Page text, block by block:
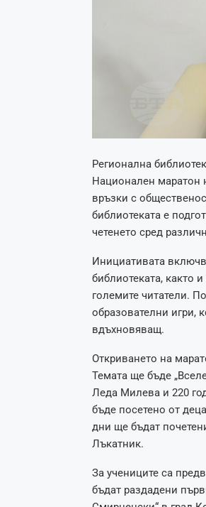
Регионална
Национален маратон
връзки с
библиотеката е
четенето сред
Инициативата
библиотеката, както
големите читатели.
образователни игри,
вдъхновяващ.
Откриването на
Темата ще бъде
Леда Милева и 220
бъде посетено от
дни ще бъдат
Лъкатник.
За учениците са
бъдат раздадени